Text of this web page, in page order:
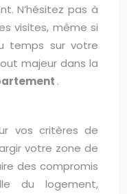
N’hésitez pas à
visites, même si
temps sur votre
majeur dans la
.
vos critères de
votre zone de
des compromis
du logement,